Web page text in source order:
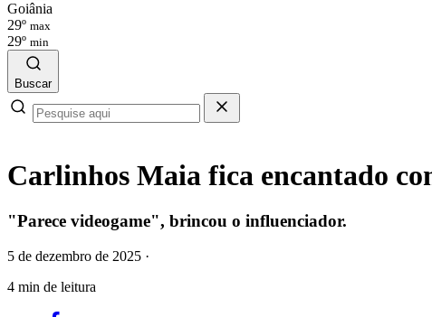
Goiânia
29º max
29º min
Buscar
Carlinhos Maia fica encantado
"Parece videogame", brincou o influenciador.
5 de dezembro de 2025 ·
4 min de leitura